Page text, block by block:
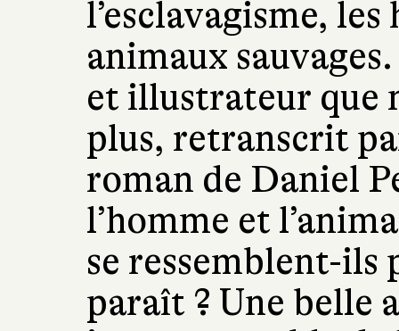
l’esclavagisme,
animaux
et illustrateur que
plus, retranscrit
roman de Daniel
l’homme et
se ressemblent-ils
paraît ? Une belle